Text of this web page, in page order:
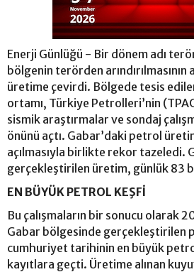
Enerji Günlüğü - Bir dönem adı
bölgenin terörden arındırılmasının
üretime çevirdi. Bölgede tesis
ortamı, Türkiye Petrolleri’nin
sismik araştırmalar ve sondaj
önünü açtı. Gabar’daki petrol
açılmasıyla birlikte rekor tazeledi.
gerçekleştirilen üretim, günlük 83
EN BÜYÜK PETROL KEŞFİ
Bu çalışmaların bir sonucu olarak
Gabar bölgesinde gerçekleştirilen
cumhuriyet tarihinin en büyük
kayıtlara geçti. Üretime alınan